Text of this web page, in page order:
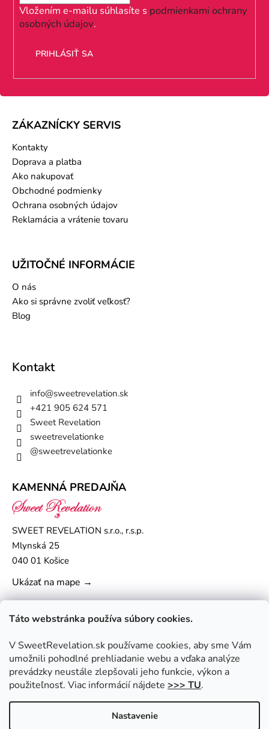
Táto webstránka používa súbory cookies.
V SweetRevelation.sk používame cookies, aby sme Vám
umožnili pohodlné prehliadanie webu a vďaka analýze
prevádzky neustále zlepšovali jeho funkcie, výkon a
použiteľnosť. Viac informácií nájdete >>> TU.
Nastavenie
Vložením e-mailu súhlasíte s podmienkami ochrany
osobných údajov.
PRIHLÁSIŤ SA
ZÁKAZNÍCKY SERVIS
Kontakty
Doprava a platba
Ako nakupovať
Obchodné podmienky
Ochrana osobných údajov
Reklamácia a vrátenie tovaru
UŽITOČNÉ INFORMÁCIE
O nás
Ako si správne zvoliť veľkosť?
Blog
Kontakt
info@sweetrevelation.sk
+421 905 624 571
Sweet Revelation
sweetrevelationke
@sweetrevelationke
KAMENNÁ PREDAJŇA
SWEET REVELATION s.r.o., r.s.p.
Mlynská 25
040 01 Košice
Ukázať na mape →